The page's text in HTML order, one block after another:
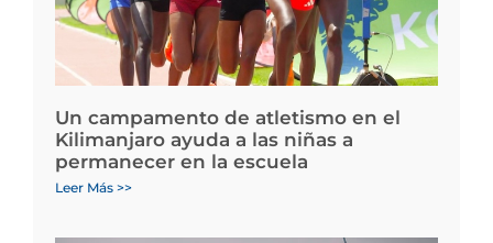
Un campamento de atletismo en el
Kilimanjaro ayuda a las niñas a
permanecer en la escuela
Leer Más >>